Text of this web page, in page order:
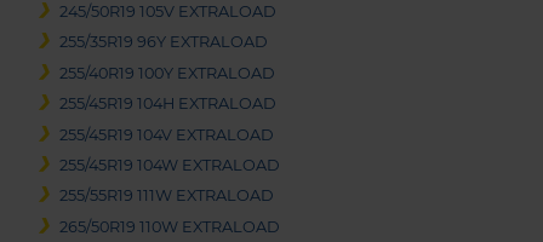
245/50R19 105V EXTRALOAD
255/35R19 96Y EXTRALOAD
255/40R19 100Y EXTRALOAD
255/45R19 104H EXTRALOAD
255/45R19 104V EXTRALOAD
255/45R19 104W EXTRALOAD
255/55R19 111W EXTRALOAD
265/50R19 110W EXTRALOAD